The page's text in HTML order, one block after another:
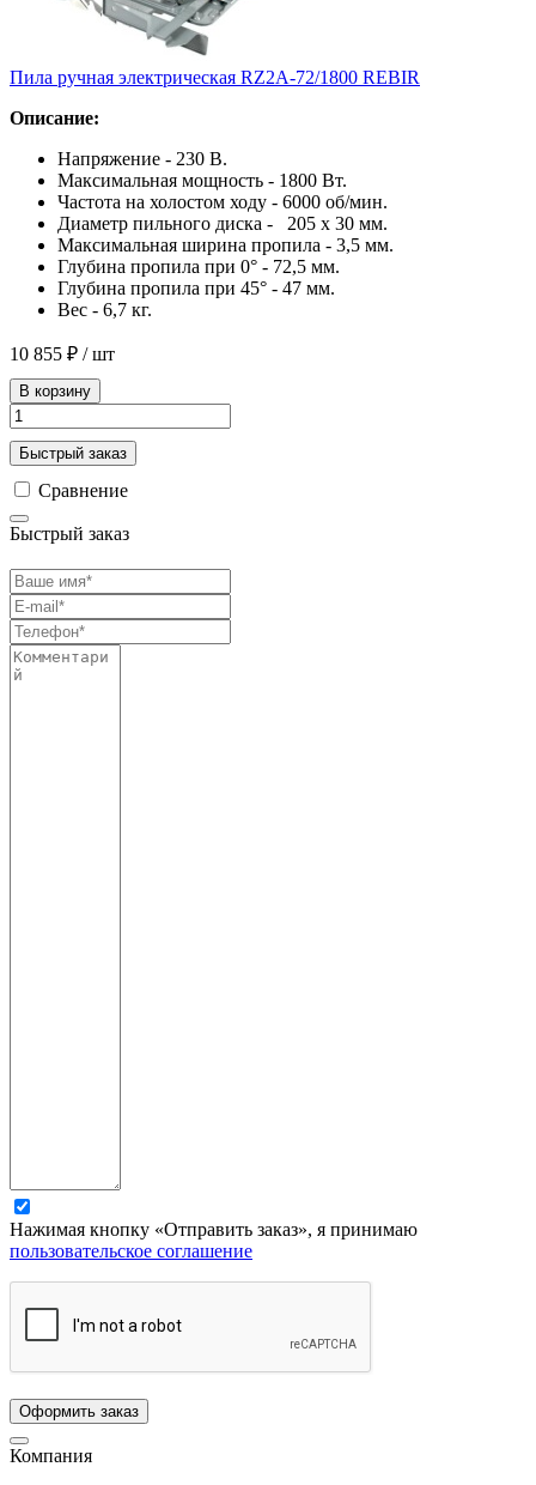
Пила ручная электрическая RZ2A-72/1800 REBIR
Описание:
Напряжение - 230 В.
Максимальная мощность - 1800 Вт.
Частота на холостом ходу - 6000 об/мин.
Диаметр пильного диска - 205 х 30 мм.
Максимальная ширина пропила - 3,5 мм.
Глубина пропила при 0° - 72,5 мм.
Глубина пропила при 45° - 47 мм.
Вес - 6,7 кг.
10 855 ₽ / шт
В корзину
Быстрый заказ
Сравнение
Быстрый заказ
Нажимая кнопку «Отправить заказ», я принимаю
пользовательское соглашение
Компания